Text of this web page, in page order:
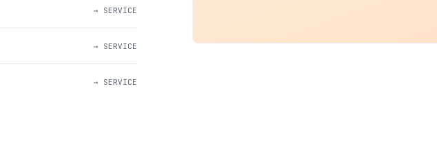
→ SERVICE
→ SERVICE
→ SERVICE